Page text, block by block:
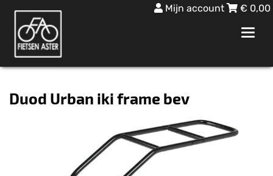
Mijn account € 0,00
Duod Urban iki frame bev